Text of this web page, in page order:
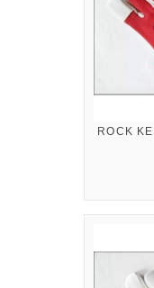
ROCK